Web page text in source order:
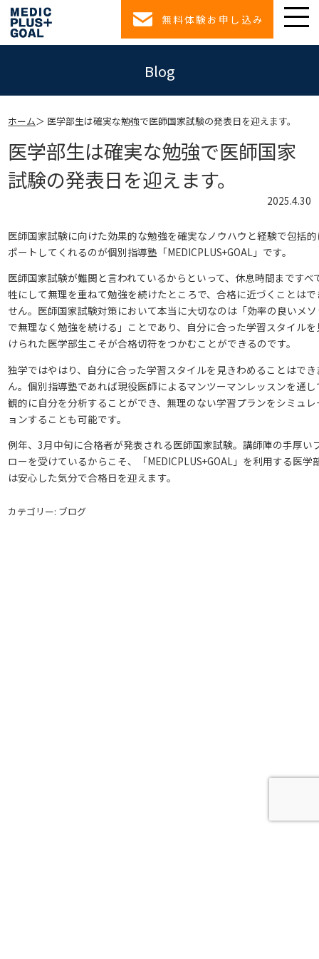
無料体験お申し込み
Blog
ホーム 医学部生は確実な勉強で医師国家試験の発表日を迎えます。
医学部生は確実な勉強で医師国家
試験の発表日を迎えます。
2025.4.30
医師国家試験に向けた効果的な勉強を確実なノウハウと経験で包括
ポートしてくれるのが個別指導塾「MEDICPLUS+GOAL」です。
医師国家試験が難関と言われているからといって、休息時間まですべ
牲にして無理を重ねて勉強を続けたところで、合格に近づくことはで
せん。医師国家試験対策において本当に大切なのは「効率の良いメ
で無理なく勉強を続ける」ことであり、自分に合った学習スタイル
けられた医学部生こそが合格切符をつかむことができるのです。
独学ではやはり、自分に合った学習スタイルを見きわめることはでき
ん。個別指導塾であれば現役医師によるマンツーマンレッスンを通
観的に自分を分析することができ、無理のない学習プランをシミュレ
ョンすることも可能です。
例年、3月中旬に合格者が発表される医師国家試験。講師陣の手厚い
ローを受けているからこそ、「MEDICPLUS+GOAL」を利用する医学
は安心した気分で合格日を迎えます。
カテゴリー: ブログ